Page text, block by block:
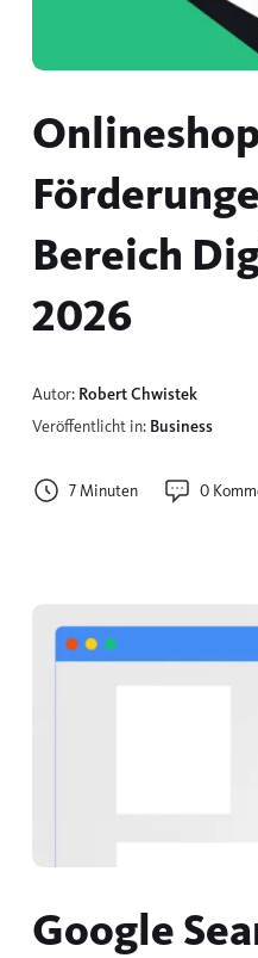
Bereich
2026
Autor: Robert Chwistek
Veröffentlicht in: Business
7 Minuten 0
Google